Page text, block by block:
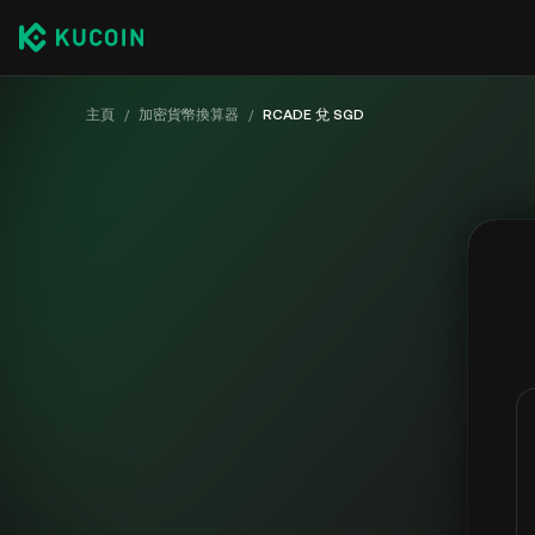
主頁 / 加密貨幣換算器 / RCADE 兌 SGD